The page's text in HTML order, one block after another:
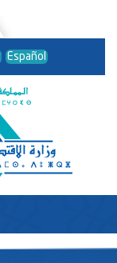
Español